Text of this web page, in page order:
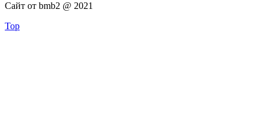
Сайт от bmb2 @ 2021
Top